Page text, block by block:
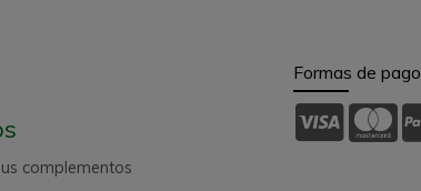
complementos
Formas de pago